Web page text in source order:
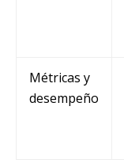
Métricas y
desempeño